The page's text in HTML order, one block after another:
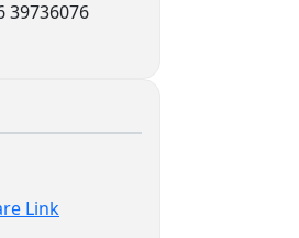
39736076
Link